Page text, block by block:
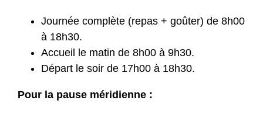
Journée complète (repas + goûter) de 8h00
à 18h30.
Accueil le matin de 8h00 à 9h30.
Départ le soir de 17h00 à 18h30.
Pour la pause méridienne :